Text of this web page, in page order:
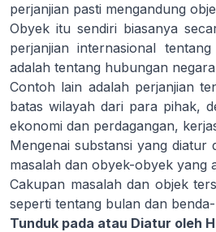
perjanjian pasti mengandung
Obyek itu sendiri biasanya
perjanjian internasional
adalah tentang hubungan
Contoh lain adalah perjanjian
batas wilayah dari para pihak,
ekonomi dan perdagangan,
Mengenai substansi yang diatur
masalah dan obyek-obyek yang
Cakupan masalah dan objek
seperti tentang bulan dan
Tunduk pada atau Diatur oleh